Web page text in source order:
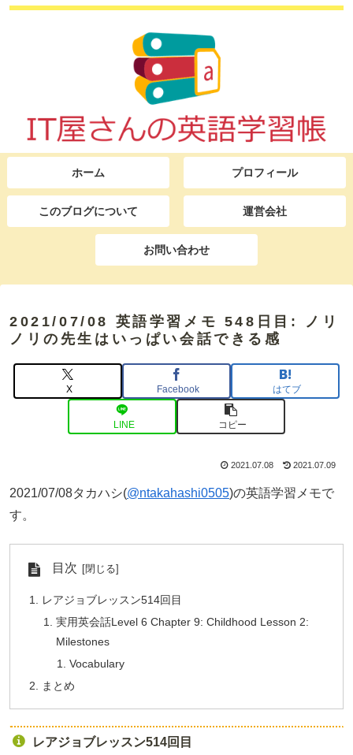
ホーム プロフィール
このブログについて 運営会社
お問い合わせ
2021/07/08 英語学習メモ 548日目: ノリ
ノリの先生はいっぱい会話できる感
X Facebook はてブ
LINE コピー
2021.07.08 2021.07.09
2021/07/08タカハシ(@ntakahashi0505)の英語学習メモで
す。
目次
レアジョブレッスン514回目
実用英会話Level 6 Chapter 9: Childhood Lesson 2:
Milestones
Vocabulary
まとめ
レアジョブレッスン514回目